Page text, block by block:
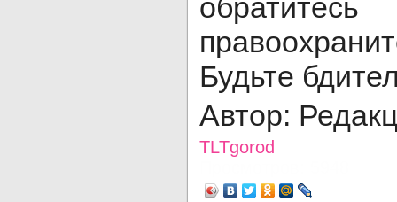
Будьте
Автор:
TLTgorod